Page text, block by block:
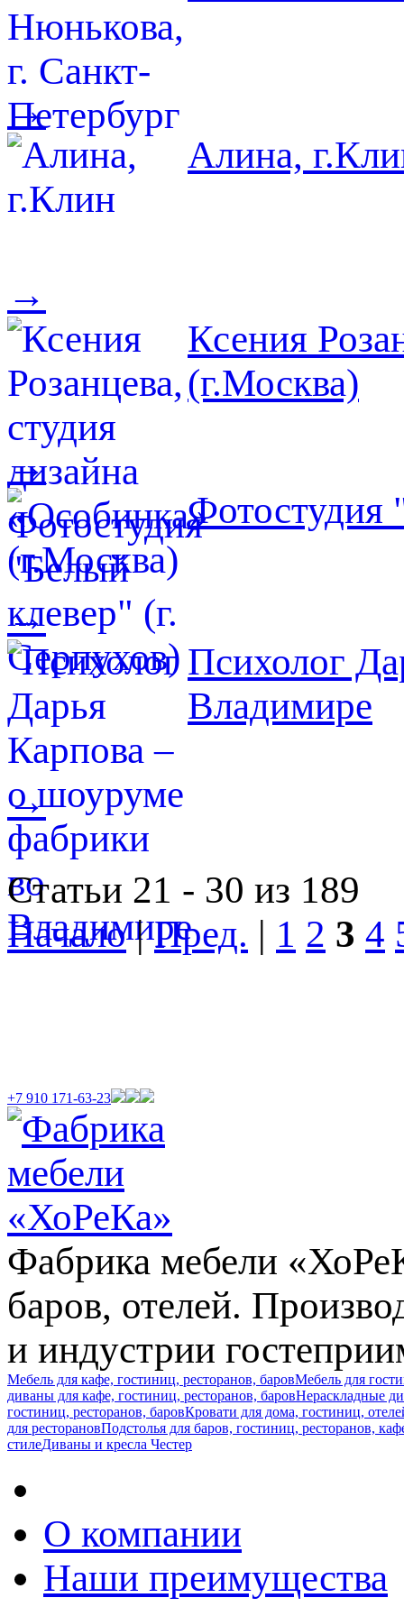
→
Алина,
→
Ксения
(г.Москва)
→
Фотостудия
→
Психолог
Владимире
→
Статьи 21 - 30 из 189
Начало|Пред. | 1 2 3 4
+7 910 171-63-23
Фабрика мебели
баров, отелей.
и индустрии
Мебель для кафе, гостиниц, ресторанов, баровМебель для
диваны для кафе, гостиниц, ресторанов, баровНераскладные
гостиниц, ресторанов, баровКровати для дома, гостиниц,
для ресторановПодстолья для баров, гостиниц, ресторанов,
стилеДиваны и кресла Честер
О компании
Наши преимущества